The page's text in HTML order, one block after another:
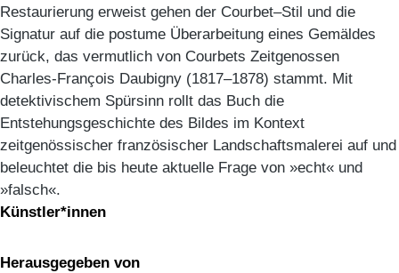
Restaurierung erweist gehen der Courbet–Stil und die
Signatur auf die postume Überarbeitung eines Gemäldes
zurück, das vermutlich von Courbets Zeitgenossen
Charles-François Daubigny (1817–1878) stammt. Mit
detektivischem Spürsinn rollt das Buch die
Entstehungsgeschichte des Bildes im Kontext
zeitgenössischer französischer Landschaftsmalerei auf und
beleuchtet die bis heute aktuelle Frage von »echt« und
»falsch«.
Künstler*innen
Herausgegeben von